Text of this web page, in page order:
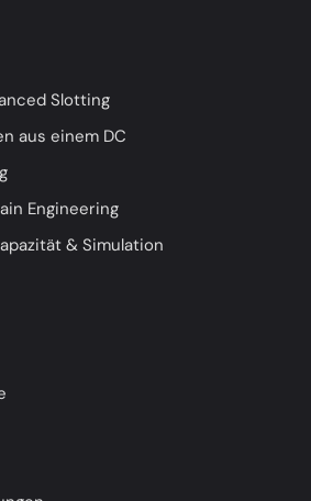
Slotting
aus einem DC
Engineering
& Simulation